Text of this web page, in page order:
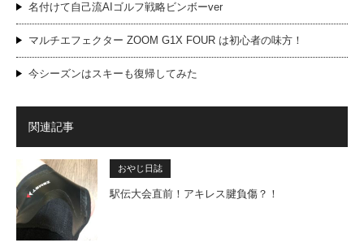
名付けて自己流AIゴルフ戦略ビンボーver
マルチエフェクター ZOOM G1X FOUR は初心者の味方！
今シーズンはスキーも復帰してみた
関連記事
おやじ日誌
駅伝大会直前！アキレス腱負傷？！